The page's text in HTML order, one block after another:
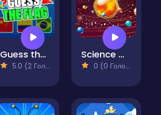
Guess the flags
5.0 (2 Голосів)
Science QUIZ
0 (0 Голосів)